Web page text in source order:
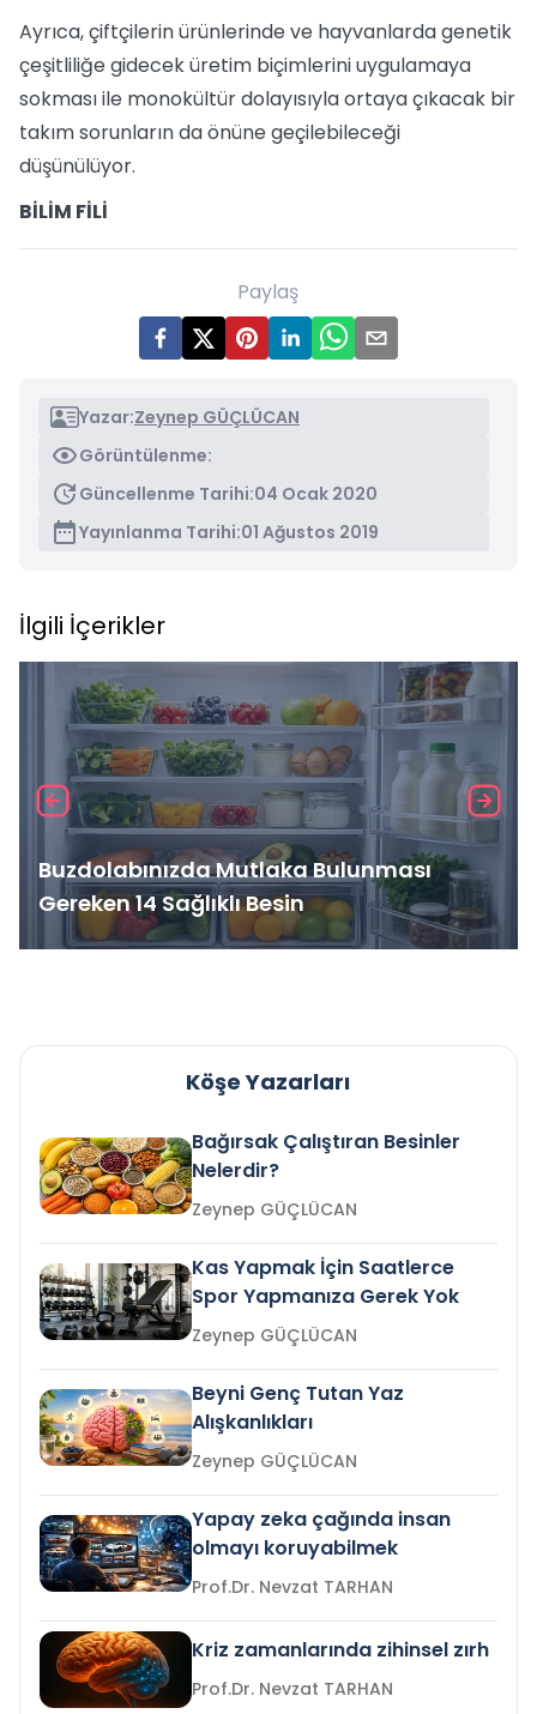
Ayrıca, çiftçilerin ürünlerinde ve hayvanlarda genetik
çeşitliliğe gidecek üretim biçimlerini uygulamaya
sokması ile monokültür dolayısıyla ortaya çıkacak bir
takım sorunların da önüne geçilebileceği
düşünülüyor.
BİLİM FİLİ
Paylaş
Yazar:Zeynep GÜÇLÜCAN
Görüntülenme:
Güncellenme Tarihi:04 Ocak 2020
Yayınlanma Tarihi:01 Ağustos 2019
İlgili İçerikler
Buzdolabınızda Mutlaka Bulunması
Gereken 14 Sağlıklı Besin
Köşe Yazarları
Bağırsak Çalıştıran Besinler
Nelerdir?
Zeynep GÜÇLÜCAN
Kas Yapmak İçin Saatlerce
Spor Yapmanıza Gerek Yok
Zeynep GÜÇLÜCAN
Beyni Genç Tutan Yaz
Alışkanlıkları
Zeynep GÜÇLÜCAN
Yapay zeka çağında insan
olmayı koruyabilmek
Prof.Dr. Nevzat TARHAN
Kriz zamanlarında zihinsel zırh
Prof.Dr. Nevzat TARHAN